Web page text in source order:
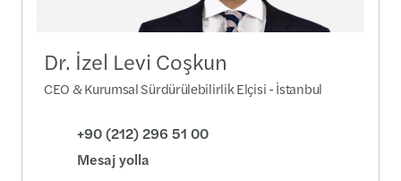
Dr. İzel Levi Coşkun
CEO & Kurumsal Sürdürülebilirlik Elçisi - İstanbul
+90 (212) 296 51 00
Mesaj yolla